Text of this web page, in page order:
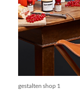
gestalten shop 1